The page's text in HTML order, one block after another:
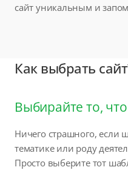
сайт уникальным и
Как выбрать
Выбирайте то,
Ничего страшного, если
тематике или роду
Просто выберите тот